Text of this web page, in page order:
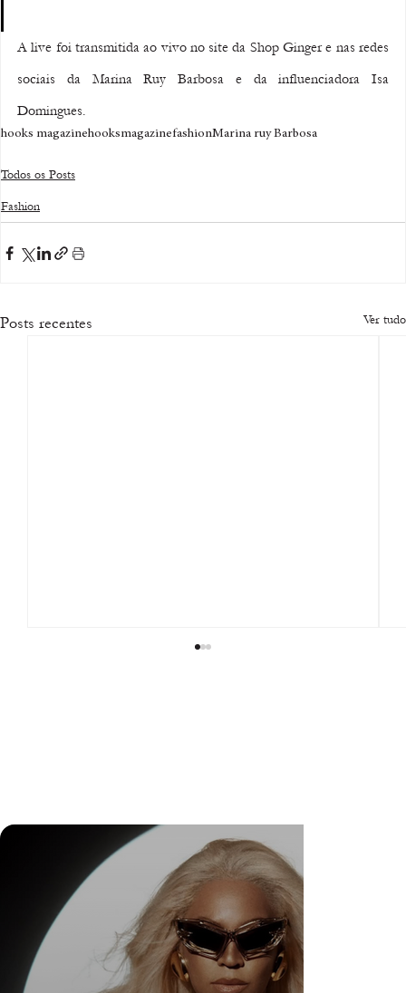
A live foi transmitida ao vivo no site da Shop Ginger e nas redes
sociais da Marina Ruy Barbosa e da influenciadora Isa
Domingues.
hooks magazinehooksmagazinefashionMarina ruy Barbosa
Todos os Posts
Fashion
Posts recentes Ver tudo
DR. FELIPE GASPARINI: A CIÊNCIA DE
SABER QUANDO TRANSFORMAR